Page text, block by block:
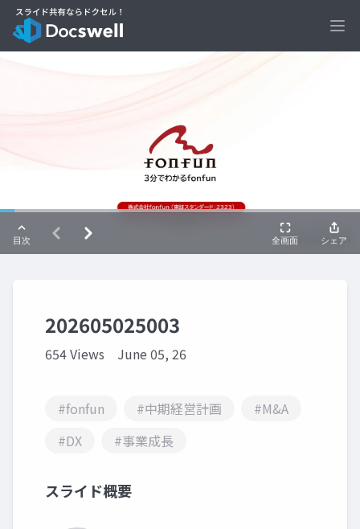
202605025003
654 Views June 05, 26
#fonfun #中期経営計画
#M&A
#DX
#事業成長
スライド概要